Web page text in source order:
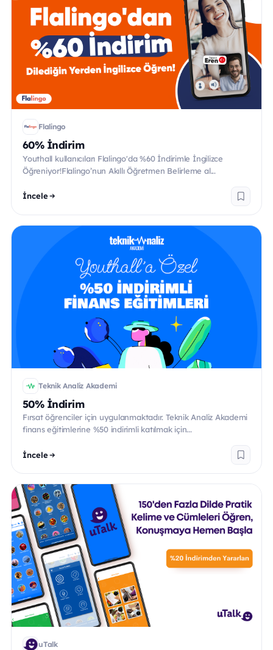
Flalingo
60% İndirim
Youthall kullanıcıları Flalingo'da %60 İndirimle İngilizce
Öğreniyor!Flalingo’nun Akıllı Öğretmen Belirleme al...
İncele
Teknik Analiz Akademi
50% İndirim
Fırsat öğrenciler için uygulanmaktadır. Teknik Analiz Akademi
finans eğitimlerine %50 indirimli katılmak için...
İncele
uTalk